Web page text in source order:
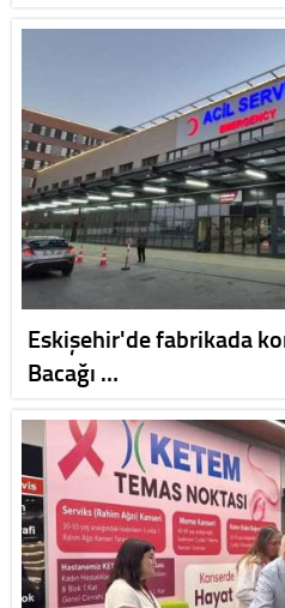
Eskişehir'de fabrikada
Bacağı …